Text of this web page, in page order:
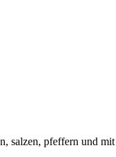
salzen, pfeffern und mit